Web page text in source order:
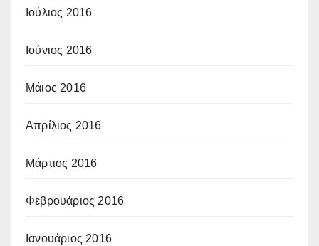
Ιούλιος 2016
Ιούνιος 2016
Μάιος 2016
Απρίλιος 2016
Μάρτιος 2016
Φεβρουάριος 2016
Ιανουάριος 2016